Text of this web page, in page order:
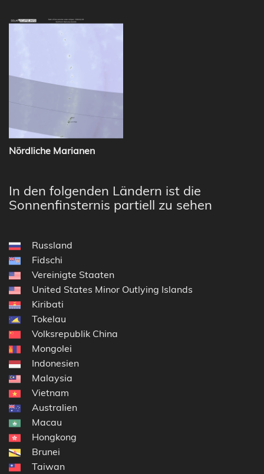
Nördliche Marianen
In den folgenden Ländern ist die
Sonnenfinsternis partiell zu sehen
Russland
Fidschi
Vereinigte Staaten
United States Minor Outlying Islands
Kiribati
Tokelau
Volksrepublik China
Mongolei
Indonesien
Malaysia
Vietnam
Australien
Macau
Hongkong
Brunei
Taiwan